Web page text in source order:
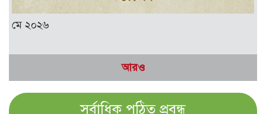
মে ২০২৬
আরও
সর্বাধিক পঠিত প্রবন্ধ